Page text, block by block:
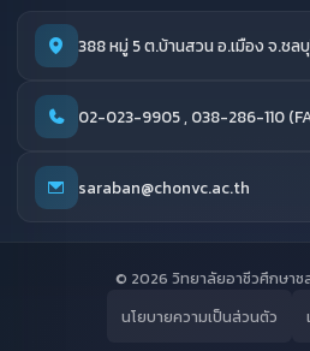
388 หมู่ 5 ต.บ้านสวน อ.เมือง จ.ช
02-023-9905 , 038-286-110
saraban@chonvc.ac.th
© 2026 วิทยาลัยอาชีวศึกษาช
นโยบายความเป็นส่วนตัว